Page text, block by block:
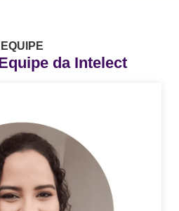
EQUIPE
da Intelect